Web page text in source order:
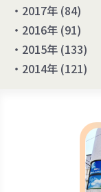
2017年 (84)
2016年 (91)
2015年 (133)
2014年 (121)